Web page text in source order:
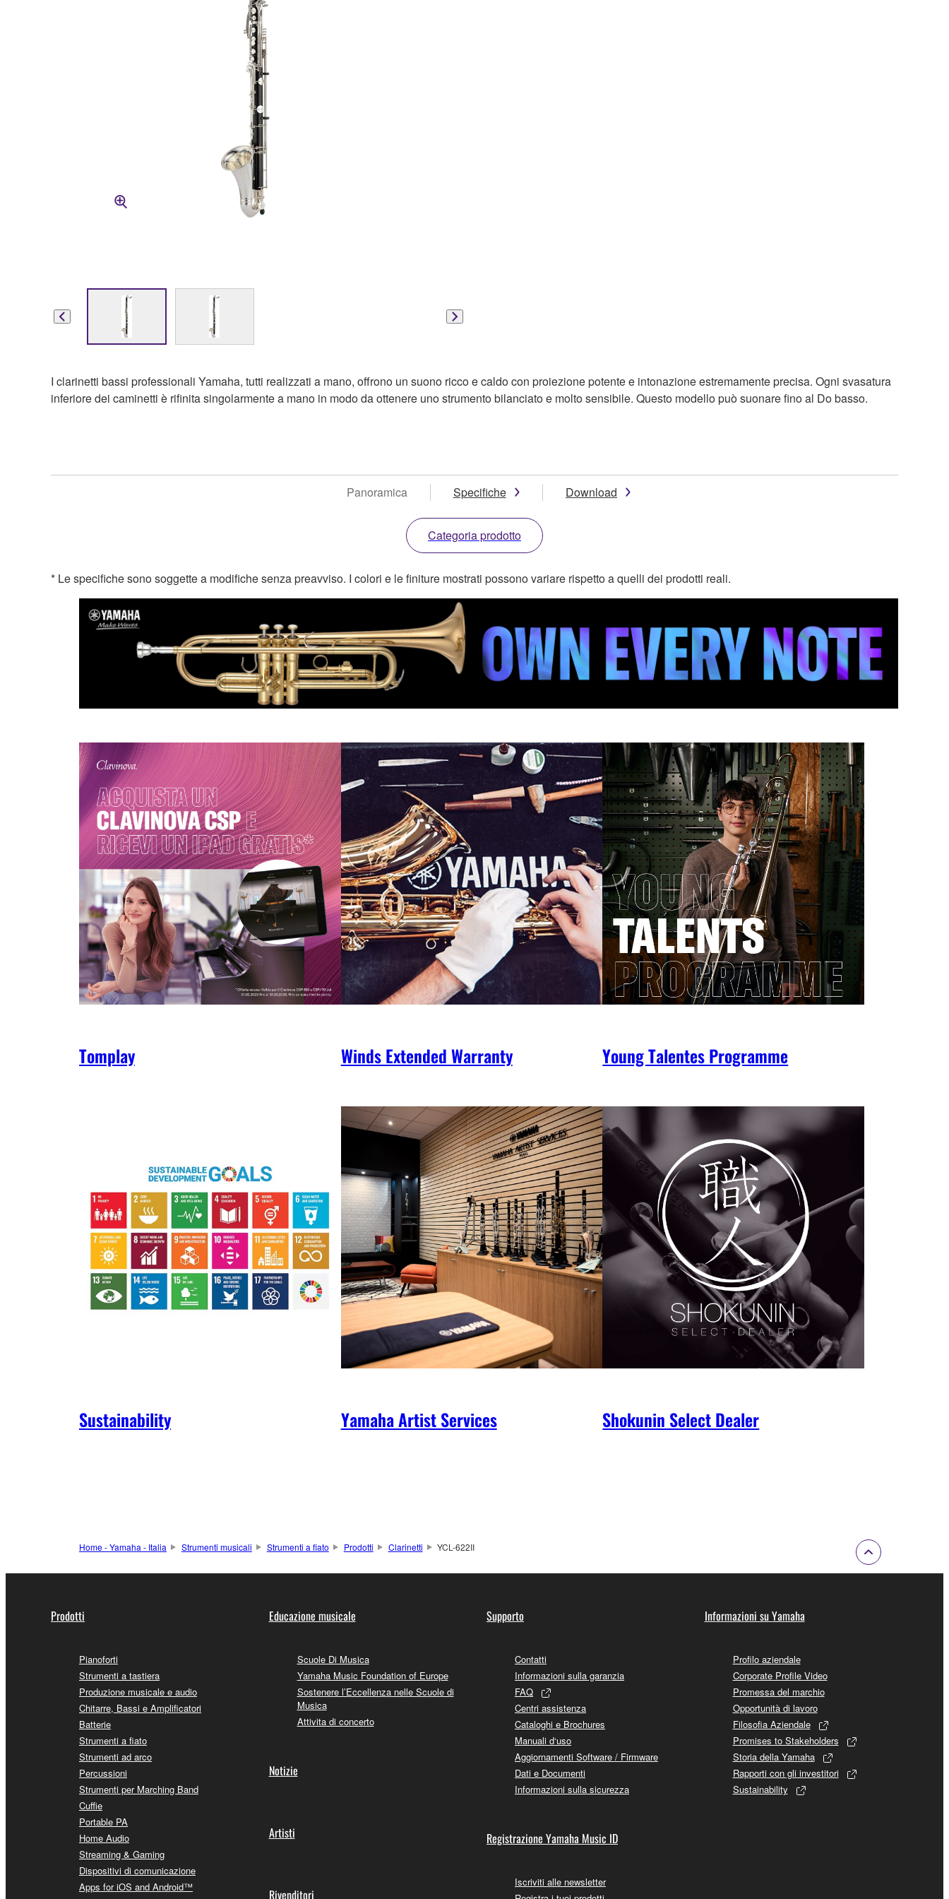
I clarinetti bassi professionali Yamaha, tutti realizzati a mano, offrono un suono ricco e caldo con proiezione potente e intonazione estremamente precisa. Ogni svasatura
inferiore dei caminetti è rifinita singolarmente a mano in modo da ottenere uno strumento bilanciato e molto sensibile. Questo modello può suonare fino al Do basso.
Panoramica Specifiche Download
Categoria prodotto
* Le specifiche sono soggette a modifiche senza preavviso. I colori e le finiture mostrati possono variare rispetto a quelli dei prodotti reali.
Tomplay Winds Extended Warranty Young Talentes Programme
Sustainability Yamaha Artist Services Shokunin Select Dealer
Home - Yamaha - Italia Strumenti musicali Strumenti a fiato Prodotti Clarinetti YCL-622II
Prodotti
Pianoforti
Strumenti a tastiera
Produzione musicale e audio
Chitarre, Bassi e Amplificatori
Batterie
Strumenti a fiato
Strumenti ad arco
Percussioni
Strumenti per Marching Band
Cuffie
Portable PA
Home Audio
Streaming & Gaming
Dispositivi di comunicazione
Apps for iOS and Android™
Educazione musicale
Scuole Di Musica
Yamaha Music Foundation of Europe
Sostenere l’Eccellenza nelle Scuole di
Musica
Attivita di concerto
Notizie
Artisti
Rivenditori
Supporto
Contatti
Informazioni sulla garanzia
FAQ
Centri assistenza
Cataloghi e Brochures
Manuali d‘uso
Aggiornamenti Software / Firmware
Dati e Documenti
Informazioni sulla sicurezza
Registrazione Yamaha Music ID
Iscriviti alle newsletter
Informazioni su Yamaha
Profilo aziendale
Corporate Profile Video
Promessa del marchio
Opportunità di lavoro
Filosofia Aziendale
Promises to Stakeholders
Storia della Yamaha
Rapporti con gli investitori
Sustainability